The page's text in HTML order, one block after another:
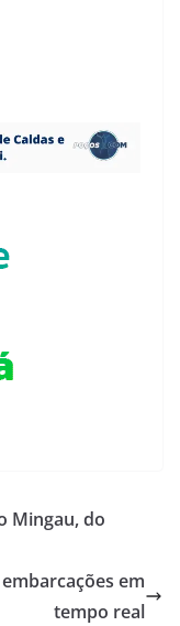
Mingau, do
em
tempo real